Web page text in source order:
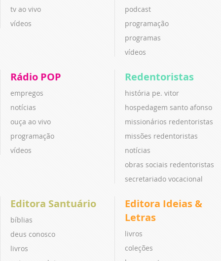
tv ao vivo
vídeos
podcast
programação
programas
vídeos
Rádio POP
empregos
notícias
ouça ao vivo
programação
vídeos
Redentoristas
história pe. vitor
hospedagem santo afonso
missionários redentoristas
missões redentoristas
notícias
obras sociais redentoristas
secretariado vocacional
Editora Santuário
bíblias
deus conosco
livros
Editora Ideias &
Letras
livros
coleções